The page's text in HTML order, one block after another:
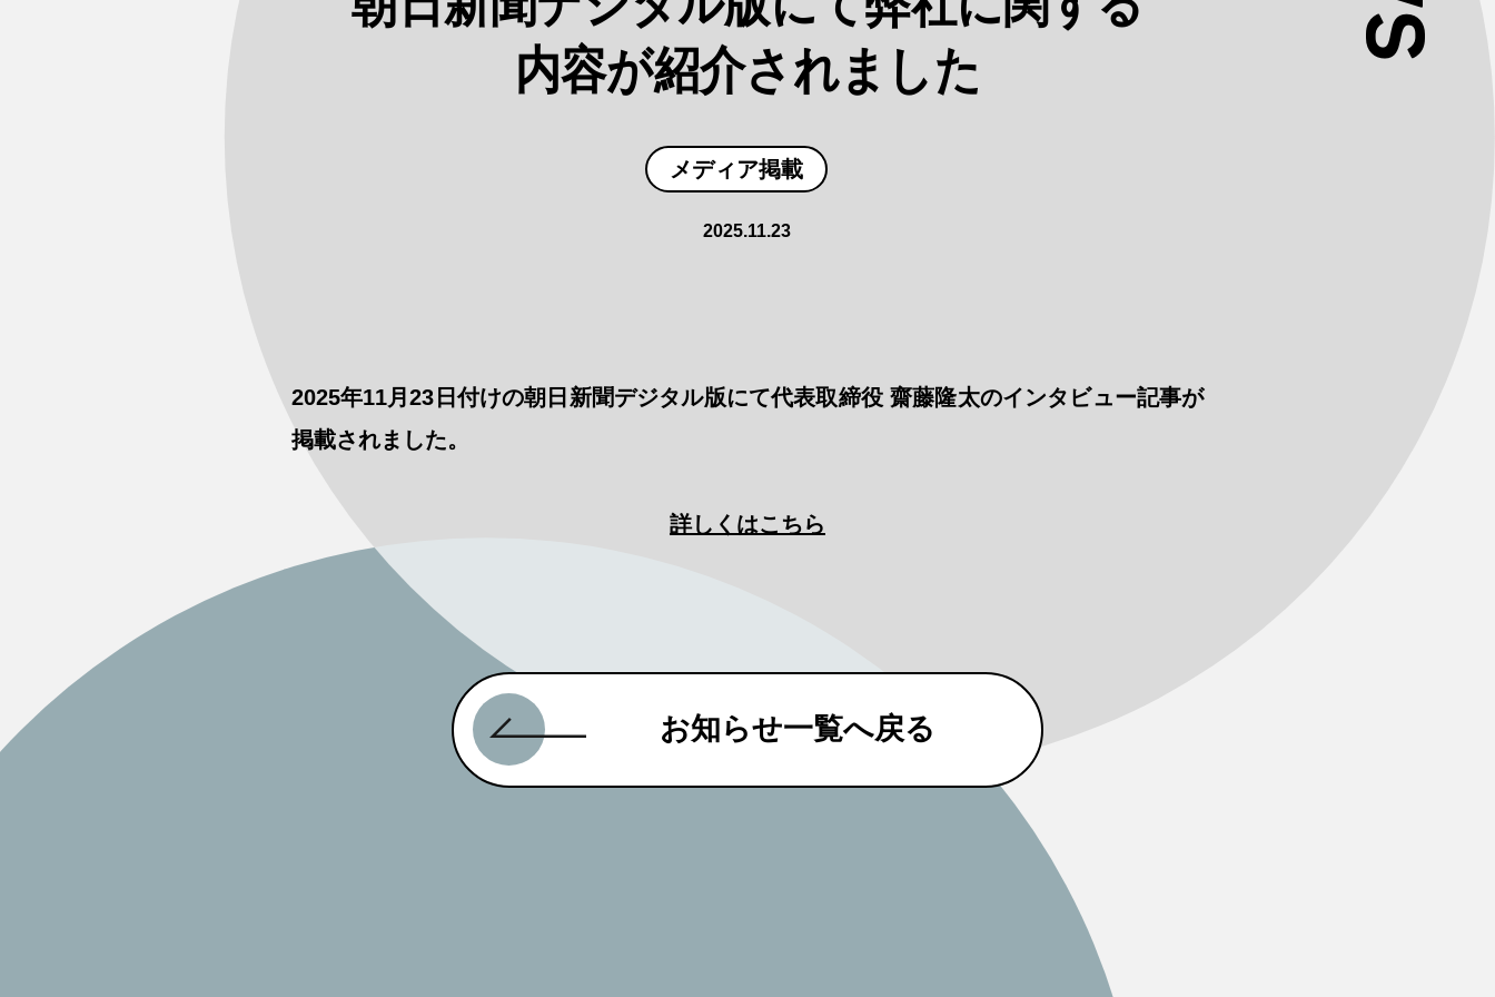
内容が紹介されました
メディア掲載
2025.11.23
2025年11月23日付けの朝日新聞デジタル版にて代表取締役 齋藤隆太のインタビュー記事が
掲載されました。
詳しくはこちら
お知らせ一覧へ戻る